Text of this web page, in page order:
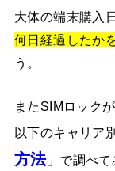
大体の端末購入
何日経過したか
う。
またSIMロック
以下のキャリア
方法」で調べて